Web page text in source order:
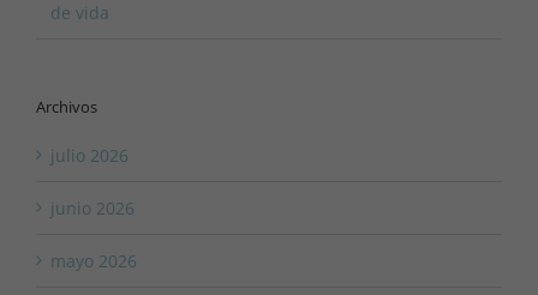
de vida
Archivos
julio 2026
junio 2026
mayo 2026